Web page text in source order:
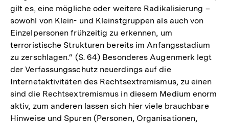
gilt es, eine mögliche oder weitere Radikalisierung –
sowohl von Klein- und Kleinstgruppen als auch von
Einzelpersonen frühzeitig zu erkennen, um
terroristische Strukturen bereits im Anfangsstadium
zu zerschlagen.“ (S. 64) Besonderes Augenmerk legt
der Verfassungsschutz neuerdings auf die
Internetaktivitäten des Rechtsextremismus, zu einen
sind die Rechtsextremismus in diesem Medium enorm
aktiv, zum anderen lassen sich hier viele brauchbare
Hinweise und Spuren (Personen, Organisationen,